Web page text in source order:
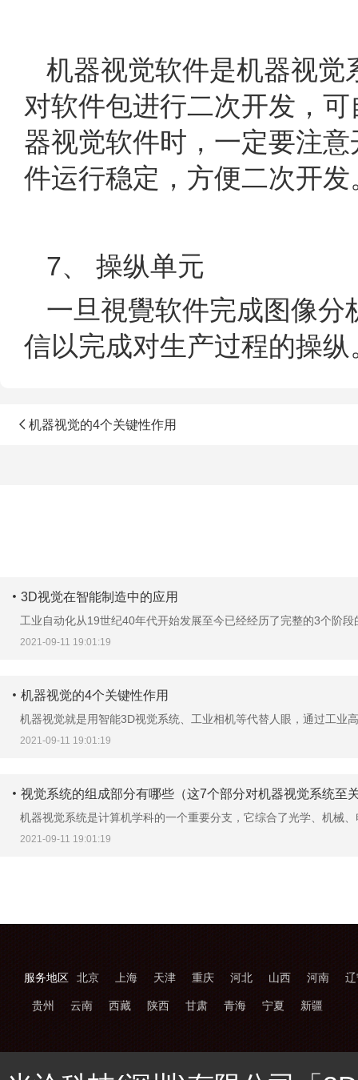
机器视觉软件是机器视觉
对软件包进行二次开发，
器视觉软件时，一定要注
件运行稳定，方便二次开发
7、 操纵单元
一旦視覺软件完成图像
信以完成对生产过程的操纵
机器视觉的4个关键性作用
3D视觉在智能制造中的应用
工业自动化从19世纪40年代开始发展至今已经经历了完整的3个阶段
2021-09-11 19:01:19
机器视觉的4个关键性作用
机器视觉就是用智能3D视觉系统、工业相机等代替人眼，通过工业
2021-09-11 19:01:19
视觉系统的组成部分有哪些（这7个部分对机器视觉系统至
机器视觉系统是计算机学科的一个重要分支，它综合了光学、机械、
2021-09-11 19:01:19
服务地区 北京 上海 天津 重庆 河北 山西 河南
贵州 云南 西藏 陕西 甘肃 青海 宁夏 新疆